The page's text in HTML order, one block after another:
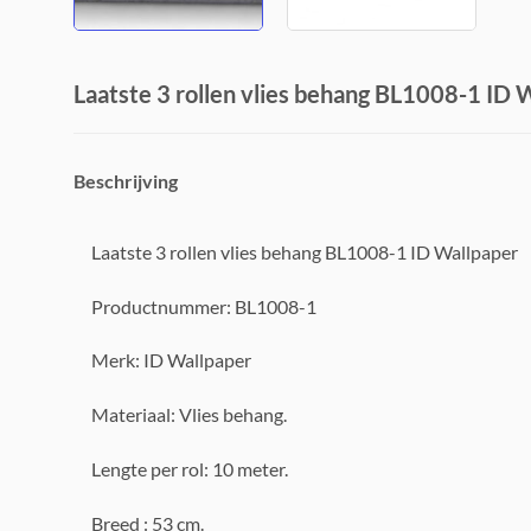
Laatste 3 rollen vlies behang BL1008-1 ID
Beschrijving
Laatste 3 rollen vlies behang BL1008-1 ID Wallpaper
Productnummer: BL1008-1
Merk: ID Wallpaper
Materiaal: Vlies behang.
Lengte per rol: 10 meter.
Breed : 53 cm.